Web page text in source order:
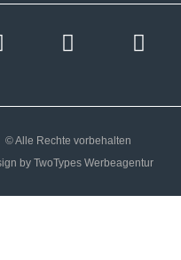
© Alle Rechte vorbehalten
by TwoTypes Werbeagentur